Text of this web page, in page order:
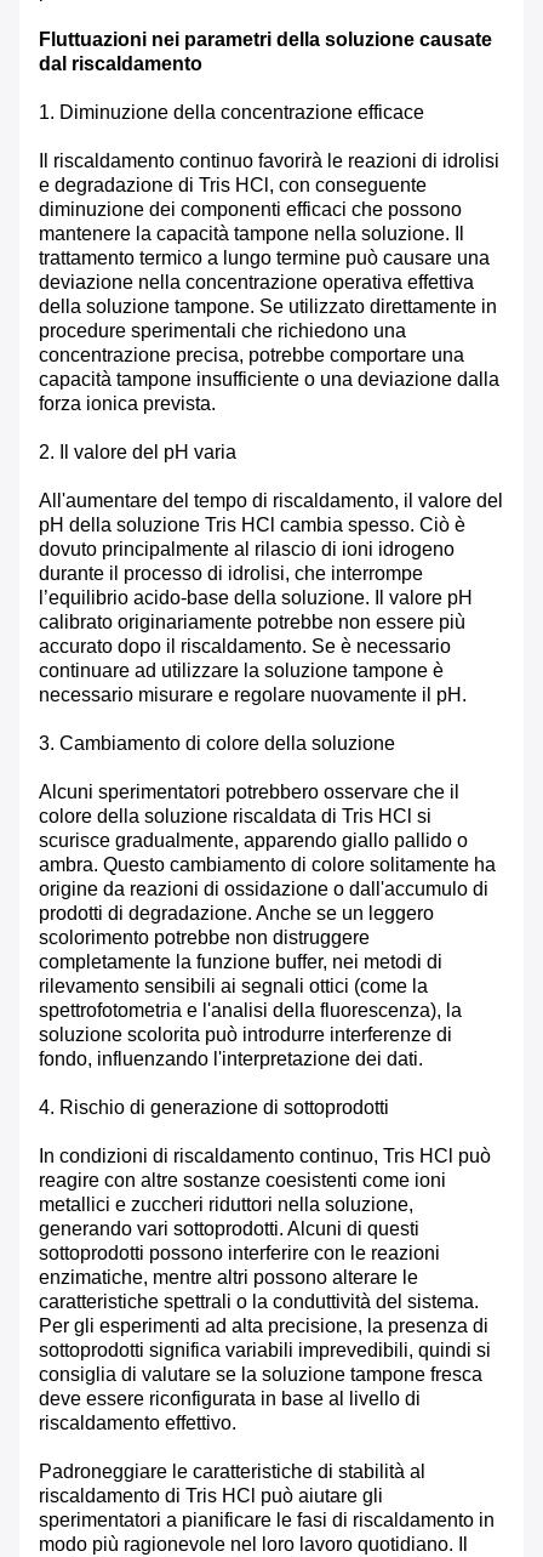
Fluttuazioni nei parametri della soluzione causate
dal riscaldamento
1. Diminuzione della concentrazione efficace
Il riscaldamento continuo favorirà le reazioni di idrolisi
e degradazione di Tris HCl, con conseguente
diminuzione dei componenti efficaci che possono
mantenere la capacità tampone nella soluzione. Il
trattamento termico a lungo termine può causare una
deviazione nella concentrazione operativa effettiva
della soluzione tampone. Se utilizzato direttamente in
procedure sperimentali che richiedono una
concentrazione precisa, potrebbe comportare una
capacità tampone insufficiente o una deviazione dalla
forza ionica prevista.
2. Il valore del pH varia
All'aumentare del tempo di riscaldamento, il valore del
pH della soluzione Tris HCl cambia spesso. Ciò è
dovuto principalmente al rilascio di ioni idrogeno
durante il processo di idrolisi, che interrompe
l’equilibrio acido-base della soluzione. Il valore pH
calibrato originariamente potrebbe non essere più
accurato dopo il riscaldamento. Se è necessario
continuare ad utilizzare la soluzione tampone è
necessario misurare e regolare nuovamente il pH.
3. Cambiamento di colore della soluzione
Alcuni sperimentatori potrebbero osservare che il
colore della soluzione riscaldata di Tris HCl si
scurisce gradualmente, apparendo giallo pallido o
ambra. Questo cambiamento di colore solitamente ha
origine da reazioni di ossidazione o dall'accumulo di
prodotti di degradazione. Anche se un leggero
scolorimento potrebbe non distruggere
completamente la funzione buffer, nei metodi di
rilevamento sensibili ai segnali ottici (come la
spettrofotometria e l'analisi della fluorescenza), la
soluzione scolorita può introdurre interferenze di
fondo, influenzando l'interpretazione dei dati.
4. Rischio di generazione di sottoprodotti
In condizioni di riscaldamento continuo, Tris HCl può
reagire con altre sostanze coesistenti come ioni
metallici e zuccheri riduttori nella soluzione,
generando vari sottoprodotti. Alcuni di questi
sottoprodotti possono interferire con le reazioni
enzimatiche, mentre altri possono alterare le
caratteristiche spettrali o la conduttività del sistema.
Per gli esperimenti ad alta precisione, la presenza di
sottoprodotti significa variabili imprevedibili, quindi si
consiglia di valutare se la soluzione tampone fresca
deve essere riconfigurata in base al livello di
riscaldamento effettivo.
Padroneggiare le caratteristiche di stabilità al
riscaldamento di Tris HCl può aiutare gli
sperimentatori a pianificare le fasi di riscaldamento in
modo più ragionevole nel loro lavoro quotidiano. Il